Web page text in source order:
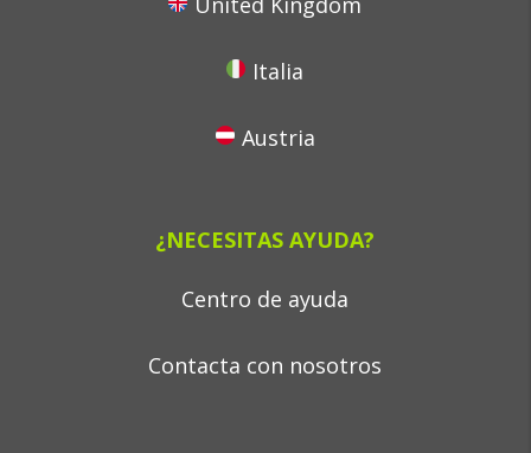
Italia
Austria
¿NECESITAS AYUDA?
Centro de ayuda
Contacta con nosotros